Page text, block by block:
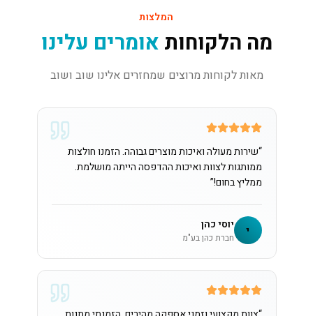
המלצות
מה הלקוחות אומרים עלינו
מאות לקוחות מרוצים שמחזרים אלינו שוב ושוב
“שירות מעולה ואיכות מוצרים גבוהה. הזמנו חולצות
ממותגות לצוות ואיכות ההדפסה הייתה מושלמת.
ממליץ בחום!”
י יוסי כהן
חברת כהן בע"מ